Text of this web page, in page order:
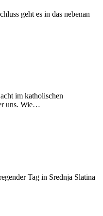
geht es in das nebenan
im katholischen
uns. Wie…
Tag in Srednja Slatina